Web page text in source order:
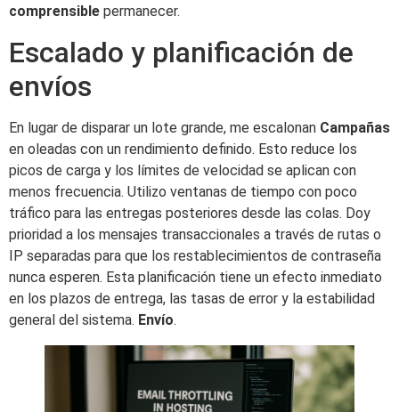
comprensible permanecer.
Escalado y planificación de
envíos
En lugar de disparar un lote grande, me escalonan Campañas
en oleadas con un rendimiento definido. Esto reduce los
picos de carga y los límites de velocidad se aplican con
menos frecuencia. Utilizo ventanas de tiempo con poco
tráfico para las entregas posteriores desde las colas. Doy
prioridad a los mensajes transaccionales a través de rutas o
IP separadas para que los restablecimientos de contraseña
nunca esperen. Esta planificación tiene un efecto inmediato
en los plazos de entrega, las tasas de error y la estabilidad
general del sistema. Envío.